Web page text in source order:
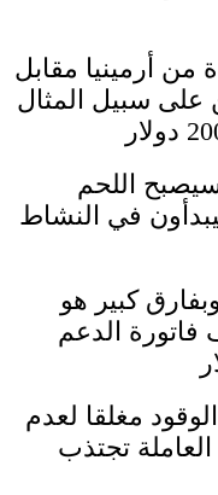
أرمينيا مقابل
يمكن على سبيل المثال
اللحم
في النشاط
كبير هو
الدعم
مغلقا لعدم
تجتذب